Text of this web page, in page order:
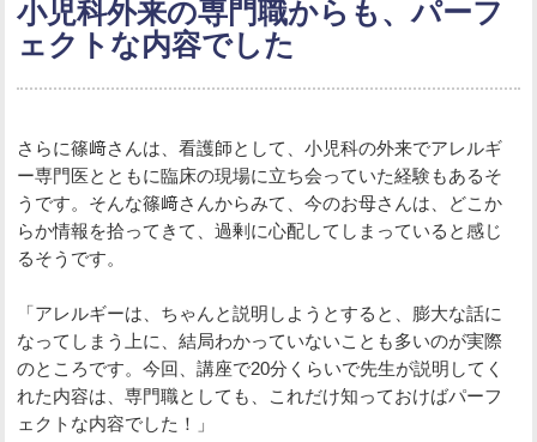
小児科外来の専門職からも、パーフ
ェクトな内容でした
さらに篠﨑さんは、看護師として、小児科の外来でアレルギ
ー専門医とともに臨床の現場に立ち会っていた経験もあるそ
うです。そんな篠﨑さんからみて、今のお母さんは、どこか
らか情報を拾ってきて、過剰に心配してしまっていると感じ
るそうです。
「アレルギーは、ちゃんと説明しようとすると、膨大な話に
なってしまう上に、結局わかっていないことも多いのが実際
のところです。今回、講座で20分くらいで先生が説明してく
れた内容は、専門職としても、これだけ知っておけばパーフ
ェクトな内容でした！」